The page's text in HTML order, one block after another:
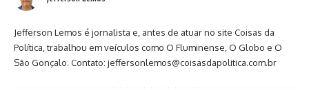
Jefferson Lemos é jornalista e, antes de atuar no site Coisas da
Política, trabalhou em veículos como O Fluminense, O Globo e O
São Gonçalo. Contato: jeffersonlemos@coisasdapolitica.com.br